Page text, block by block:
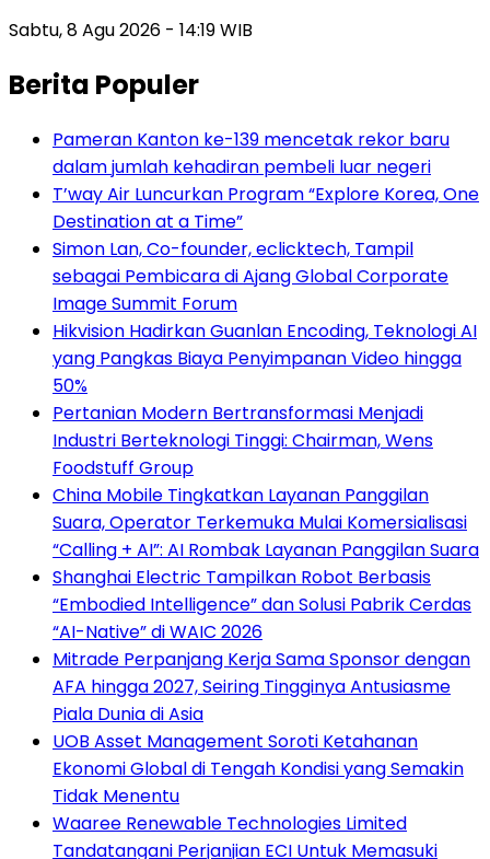
Sabtu, 8 Agu 2026 - 14:19 WIB
Berita Populer
Pameran Kanton ke-139 mencetak rekor baru
dalam jumlah kehadiran pembeli luar negeri
T’way Air Luncurkan Program “Explore Korea, One
Destination at a Time”
Simon Lan, Co-founder, eclicktech, Tampil
sebagai Pembicara di Ajang Global Corporate
Image Summit Forum
Hikvision Hadirkan Guanlan Encoding, Teknologi AI
yang Pangkas Biaya Penyimpanan Video hingga
50%
Pertanian Modern Bertransformasi Menjadi
Industri Berteknologi Tinggi: Chairman, Wens
Foodstuff Group
China Mobile Tingkatkan Layanan Panggilan
Suara, Operator Terkemuka Mulai Komersialisasi
“Calling + AI”: AI Rombak Layanan Panggilan Suara
Shanghai Electric Tampilkan Robot Berbasis
“Embodied Intelligence” dan Solusi Pabrik Cerdas
“AI-Native” di WAIC 2026
Mitrade Perpanjang Kerja Sama Sponsor dengan
AFA hingga 2027, Seiring Tingginya Antusiasme
Piala Dunia di Asia
UOB Asset Management Soroti Ketahanan
Ekonomi Global di Tengah Kondisi yang Semakin
Tidak Menentu
Waaree Renewable Technologies Limited
Tandatangani Perjanjian ECI Untuk Memasuki